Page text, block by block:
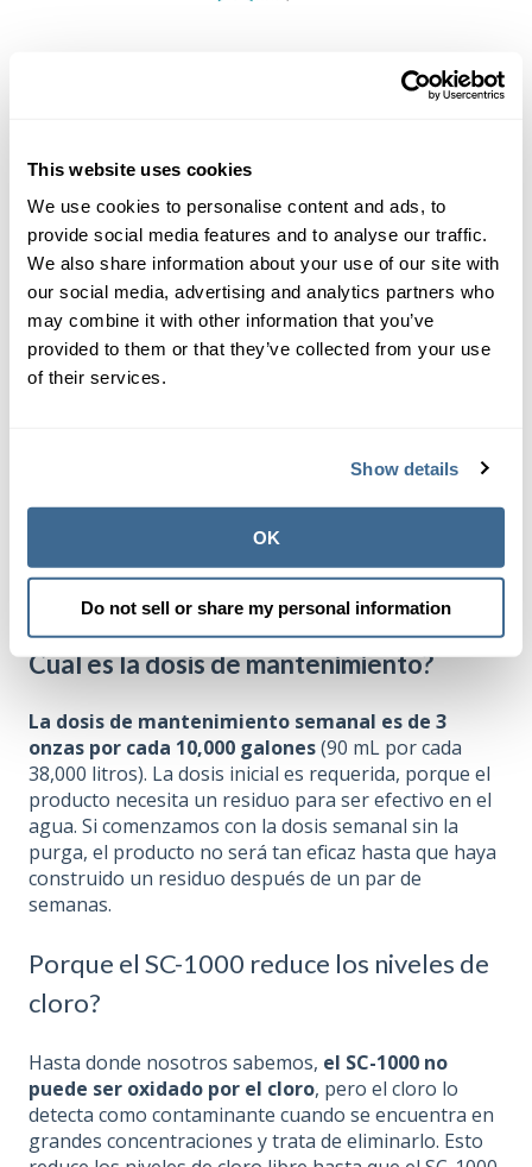
This website uses cookies
We use cookies to personalise content and ads, to
provide social media features and to analyse our traffic.
We also share information about your use of our site with
our social media, advertising and analytics partners who
may combine it with other information that you’ve
provided to them or that they’ve collected from your use
of their services.
Show details
OK
Do not sell or share my personal information
Se necesita un tipo de dispositivo de captura o filtro
especial para remover los metales del agua si se
nuevamente por diseño, el objetivo del producto no
es remover los metales del agua.
Cual es la dosis inicial de SC-1000?
La dosis inicial de SC-1000 es de1 cuarto por cada
10,000 galones (32 onzas o .94 L por cada 10,000
galones o 38,000 litros). Si el agua de llenado
completamente así que en ocasiones recomendamos
dividir la dosis en varios días para prevenir el
La dosis inicial también es la que se usa para el
método de arranque Orenda.
Cual es la dosis de mantenimiento?
La dosis de mantenimiento semanal es de 3
onzas por cada 10,000 galones(90 mL por cada
38,000 litros). La dosis inicial es requerida, porque el
producto necesita un residuo para ser efectivo en el
agua. Si comenzamos con la dosis semanal sin la
purga, el producto no será tan eficaz hasta que haya
construido un residuo después de un par de
semanas.
Porque el SC-1000 reduce los niveles de
cloro?
Hasta donde nosotros sabemos, el SC-1000 no
puede ser oxidado por el cloro, pero el cloro lo
detecta como contaminante cuando se encuentra en
grandes concentraciones y trata de eliminarlo. Esto